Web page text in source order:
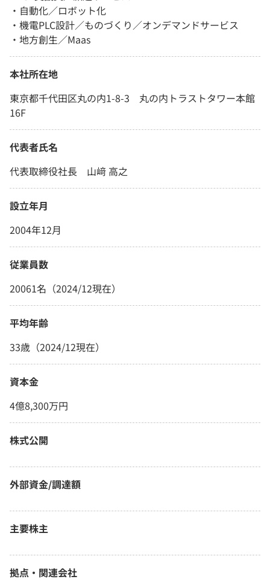
・自動化／ロボット化
・機電PLC設計／ものづくり／オンデマンドサービス
・地方創生／Maas
本社所在地
東京都千代田区丸の内1-8-3 丸の内トラストタワー本館
16F
代表者氏名
代表取締役社長 山﨑 高之
設立年月
2004年12月
従業員数
20061名（2024/12現在）
平均年齢
33歳（2024/12現在）
資本金
4億8,300万円
株式公開
外部資金/調達額
主要株主
拠点・関連会社